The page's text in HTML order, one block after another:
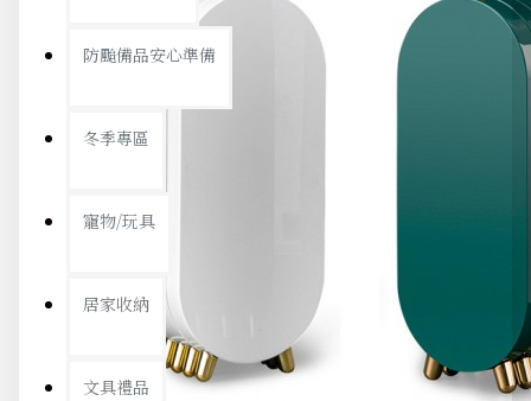
防颱備品安心準備
冬季專區
寵物/玩具
居家收納
文具禮品